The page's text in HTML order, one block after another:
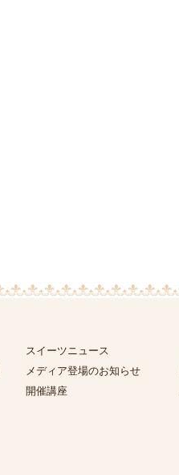
スイーツニュース
メディア登場のお知らせ
開催講座